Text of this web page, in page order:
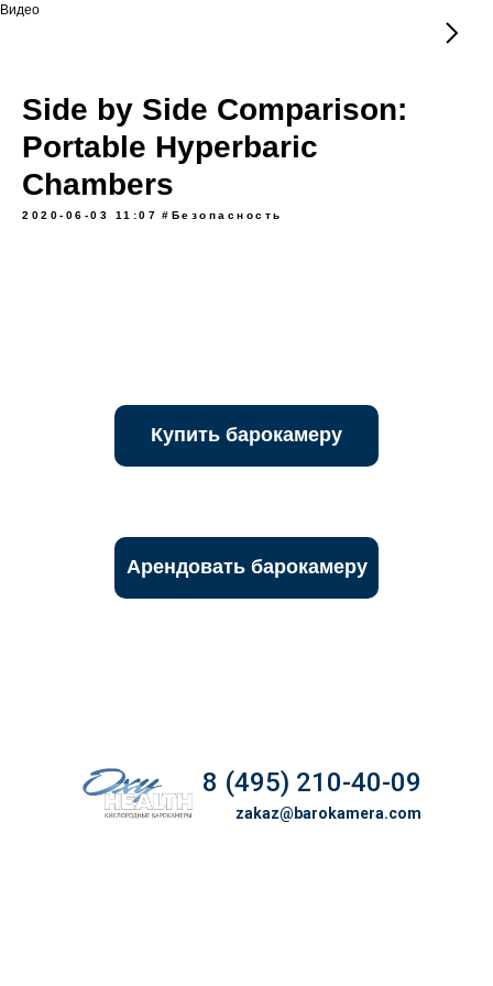
Видео
Side by Side Comparison:
Portable Hyperbaric
Chambers
2020-06-03 11:07 #Безопасность
Арендовать барокамеру
Купить барокамеру
8 (495) 210-40-09
zakaz@barokamera.com